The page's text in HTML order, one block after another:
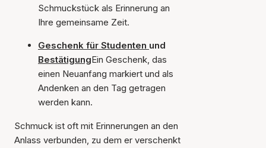
Schmuckstück als Erinnerung an
Ihre gemeinsame Zeit.
Geschenk für Studenten und
BestätigungEin Geschenk, das
einen Neuanfang markiert und als
Andenken an den Tag getragen
werden kann.
Schmuck ist oft mit Erinnerungen an den
Anlass verbunden, zu dem er verschenkt